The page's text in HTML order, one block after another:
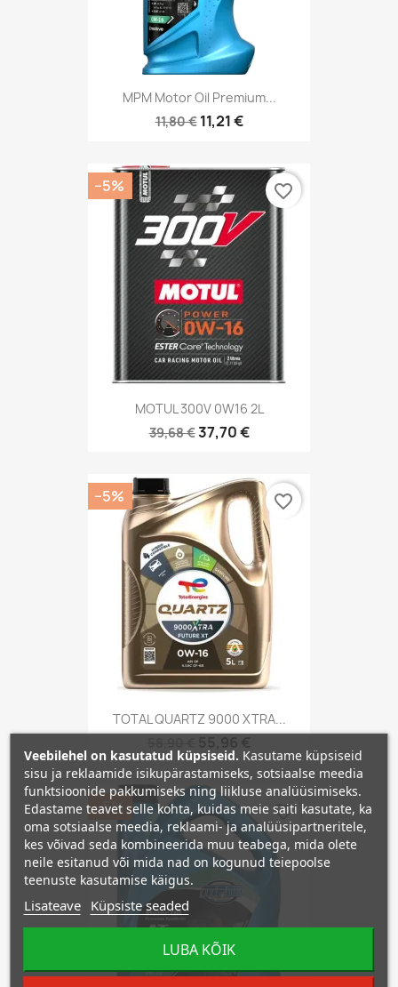
MPM Motor Oil Premium...
11,80 € 11,21 €
MOTUL 300V 0W16 2L
39,68 €37,70 €
−5% favorite_border
TOTAL QUARTZ 9000 XTRA...
−5% favorite_border
−5% favorite_border
Veebilehel on kasutatud küpsiseid. Kasutame küpsiseid
sisu ja reklaamide isikupärastamiseks, sotsiaalse meedia
funktsioonide pakkumiseks ning liikluse analüüsimiseks.
Edastame teavet selle kohta, kuidas meie saiti kasutate, ka
oma sotsiaalse meedia, reklaami- ja analüüsipartneritele,
kes võivad seda kombineerida muu teabega, mida olete
neile esitanud või mida nad on kogunud teiepoolse
teenuste kasutamise käigus.
Lisateave Küpsiste seaded
LUBA KÕIK